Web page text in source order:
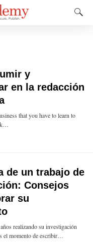
y
en la redacción
that you have to learn to
de un trabajo de
Consejos
su
realizando su investigación
el momento de escribir…